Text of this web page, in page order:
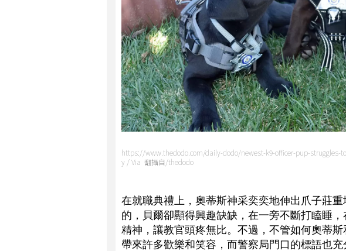
https://www.thedodo.com/daily-dodo/newest-k9-officer-pup-struggles-
y / Via 翻攝自/thedodo
在就職典禮上，奧蒂斯神采奕奕地伸出爪子莊
的，貝爾卻顯得興趣缺缺，在一旁不斷打瞌睡
精神，讓教官頭疼無比。不過，不管如何奧蒂
帶來許多歡樂和笑容，而警察局門口的標語也